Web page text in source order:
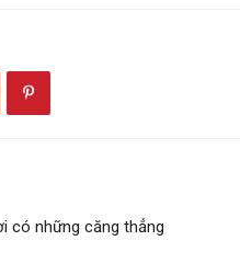
có những căng thẳng